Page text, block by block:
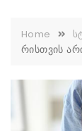
Home
რისთვის